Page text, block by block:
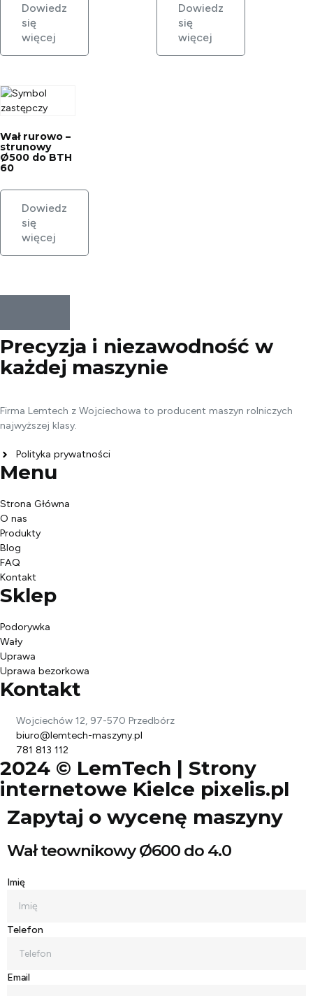
Dowiedz
się
więcej
Dowiedz
się
więcej
Wał rurowo –
strunowy
Ø500 do BTH
60
Dowiedz
się
więcej
Precyzja i niezawodność w
każdej maszynie
Firma Lemtech z Wojciechowa to producent maszyn rolniczych
najwyższej klasy.
Polityka prywatności
Menu
Strona Główna
O nas
Produkty
Blog
FAQ
Kontakt
Sklep
Podorywka
Wały
Uprawa
Uprawa bezorkowa
Kontakt
Wojciechów 12, 97-570 Przedbórz
biuro@lemtech-maszyny.pl
781 813 112
2024 © LemTech | Strony
internetowe Kielce pixelis.pl
Zapytaj o wycenę maszyny
Wał teownikowy Ø600 do 4.0
Imię
Telefon
Email